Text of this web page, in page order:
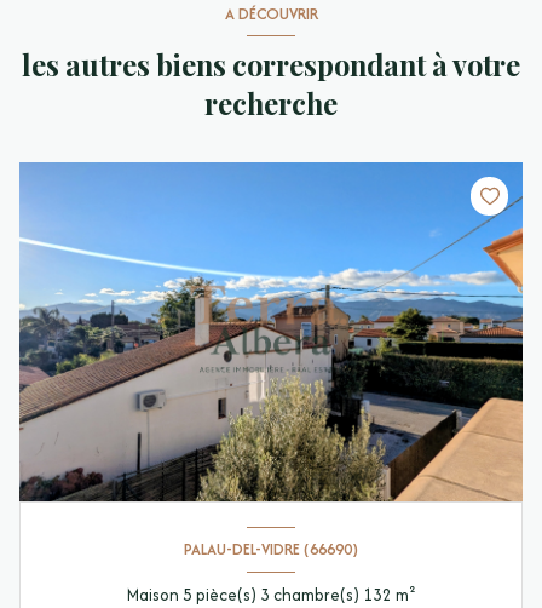
A DÉCOUVRIR
les autres biens correspondant à votre
recherche
PALAU-DEL-VIDRE (66690)
Maison 5 pièce(s) 3 chambre(s) 132 m²